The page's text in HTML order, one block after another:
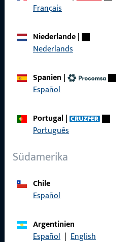
Français
Niederlande|
Nederlands
Spanien |
Español
Portugal|
Português
Südamerika
Chile
Español
Argentinien
Español | English
Allgemeines
Schnelleinstieg